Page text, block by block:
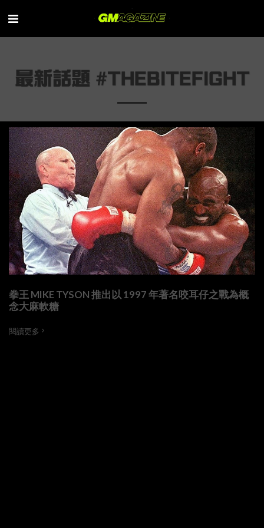
最新話題 #THEBITEFIGHT
拳王 MIKE TYSON 推出以 1997 年著名咬耳仔之戰為概
念大麻軟糖
閱讀更多